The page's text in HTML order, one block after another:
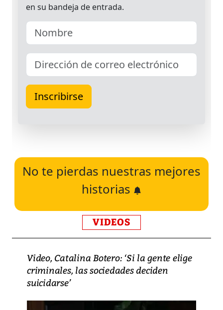
No te pierdas nuestras mejores
historias
VIDEOS
Video, Catalina Botero: ‘Si la gente elige
criminales, las sociedades deciden
suicidarse’